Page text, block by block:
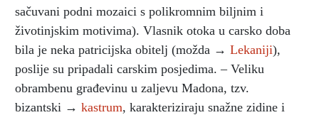
sačuvani podni mozaici s polikromnim biljnim i
životinjskim motivima). Vlasnik otoka u carsko doba
bila je neka patricijska obitelj (možda → Lekaniji),
poslije su pripadali carskim posjedima. – Veliku
obrambenu građevinu u zaljevu Madona, tzv.
bizantski → kastrum, karakteriziraju snažne zidine i